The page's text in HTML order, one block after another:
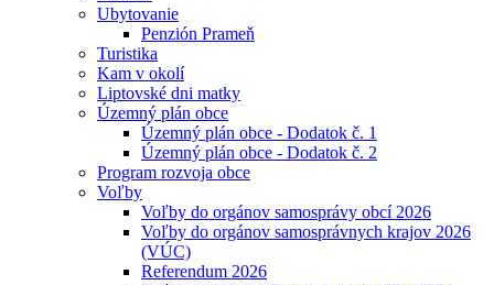
Ubytovanie
Penzión Prameň
Turistika
Kam v okolí
Liptovské dni matky
Územný plán obce
Územný plán obce - Dodatok č. 1
Územný plán obce - Dodatok č. 2
Program rozvoja obce
Voľby
Voľby do orgánov samosprávy obcí 2026
Voľby do orgánov samosprávnych krajov 2026
(VÚC)
Referendum 2026